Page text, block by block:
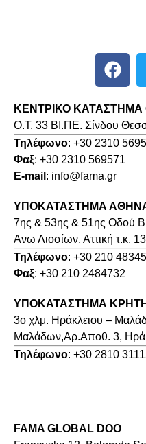
ΚΕΝΤΡΙΚΟ
O.T. 33 ΒΙ.ΠΕ. Σίνδου
Τηλέφωνο: +30 2310
Φαξ: +30 2310 569571
E-mail : info@fama.gr
ΥΠΟΚΑΤΑΣΤΗΜΑ
7ης & 53ης & 51ης Οδού
Ανω Λιοσίων, Αττική τ.κ.
Τηλέφωνο: +30 210
Φαξ: +30 210 2484732
ΥΠΟΚΑΤΑΣΤΗΜΑ
3o χλμ. Ηράκλειου –
Μαλάδων,Αρ.Αποθ. 3,
Τηλέφωνο: +30 2810
FAMA GLOBAL DOO